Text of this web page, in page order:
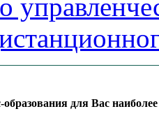
для Вас